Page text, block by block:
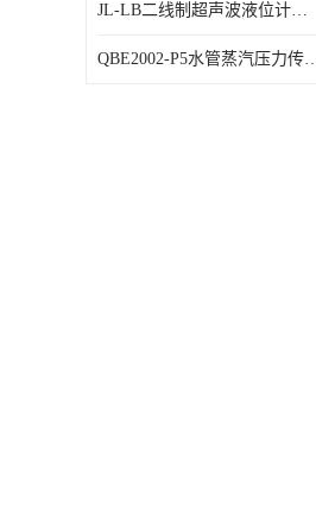
JL-LB二线制超声波液位计鸿泰产品外形美观大方
QBE2002-P5水管蒸汽压力传